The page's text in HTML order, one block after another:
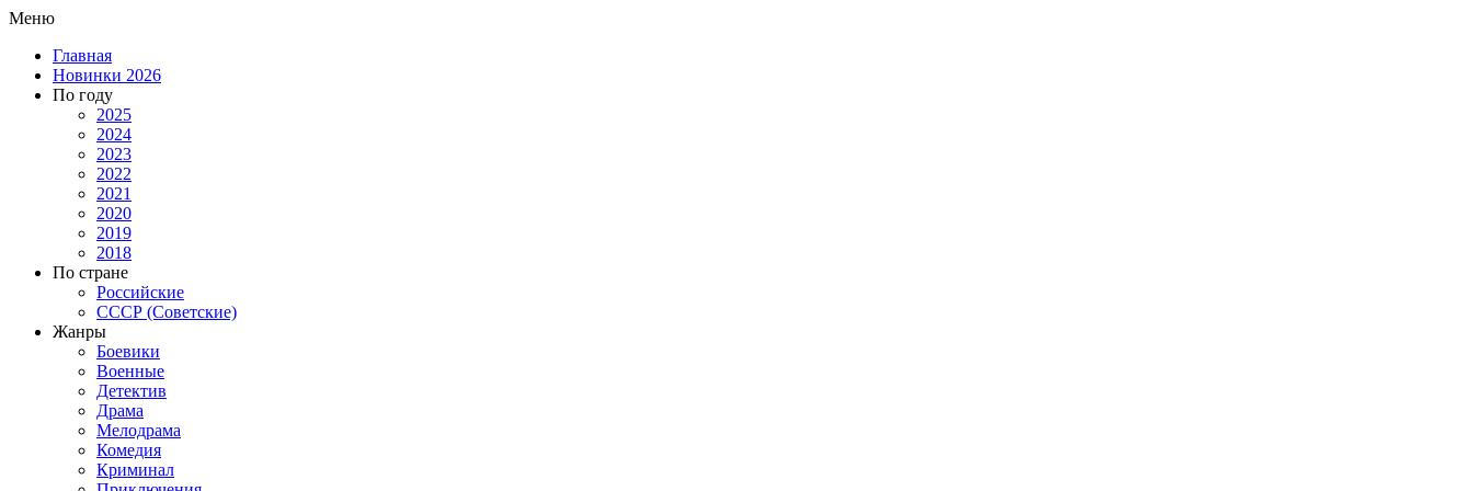
Меню
Главная
Новинки 2026
По году
2025
2024
2023
2022
2021
2020
2019
2018
По стране
Российские
СССР (Советские)
Жанры
Боевики
Военные
Детектив
Драма
Мелодрама
Комедия
Криминал